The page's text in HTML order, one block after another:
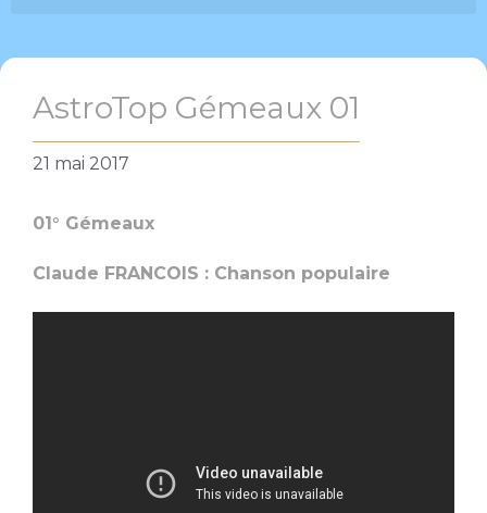
AstroTop Gémeaux 01
21 mai 2017
01° Gémeaux
Claude FRANCOIS : Chanson populaire